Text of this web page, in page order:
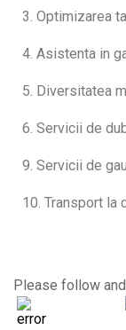
3. Optimizarea
4. Asistenta in
5. Diversitatea
6. Servicii de
9. Servicii de
10. Transport la
Please follow